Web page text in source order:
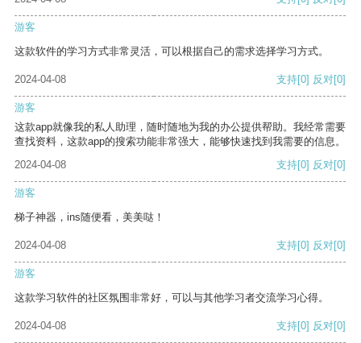
游客
这款软件的学习方式非常灵活，可以根据自己的需求选择学习方式。
2024-04-08 支持[0] 反对[0]
游客
这款app就像我的私人助理，随时随地为我的办公提供帮助。我经常需要
查找资料，这款app的搜索功能非常强大，能够快速找到我需要的信息。
2024-04-08
支持[0] 反对[0]
游客
梯子神器，ins随便看，美美哒！
2024-04-08 支持[0] 反对[0]
游客
这款学习软件的社区氛围非常好，可以与其他学习者交流学习心得。
2024-04-08 支持[0] 反对[0]